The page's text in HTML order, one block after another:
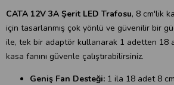
CATA 12V 3A Şerit LED Trafosu, 8 cm'lik
için tasarlanmış çok yönlü ve güvenilir bir
ile, tek bir adaptör kullanarak 1 adetten 18
kasa fanını güvenle çalıştırabilirsiniz.
Geniş Fan Desteği: 1 ila 18 adet 8